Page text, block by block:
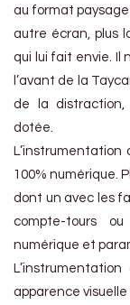
au format paysage
autre écran, plus
qui lui fait envie. Il
l’avant de la
de la distraction,
dotée.
100% numérique.
dont un avec les
compte-tours
numérique et
apparence